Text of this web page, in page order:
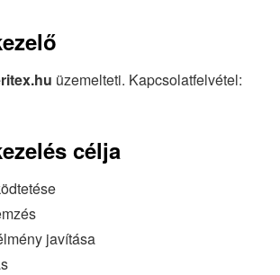
üzemelteti. Kapcsolatfelvétel:
célja
javítása